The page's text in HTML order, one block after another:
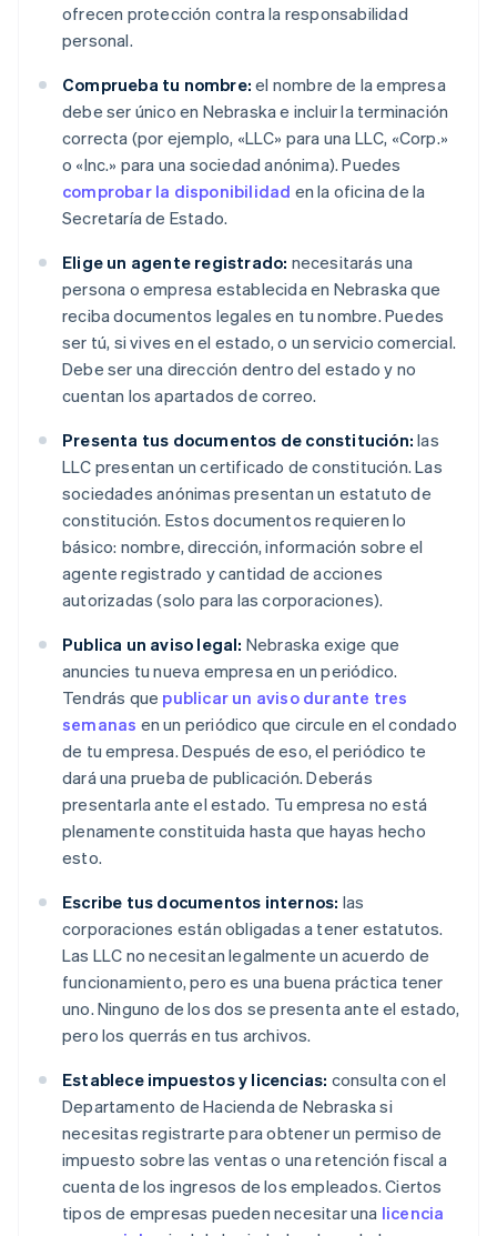
ofrecen protección contra la responsabilidad
personal.
Comprueba tu nombre: el nombre de la empresa
debe ser único en Nebraska e incluir la terminación
correcta (por ejemplo, «LLC» para una LLC, «Corp.»
o «Inc.» para una sociedad anónima). Puedes
comprobar la disponibilidad en la oficina de la
Secretaría de Estado.
Elige un agente registrado: necesitarás una
persona o empresa establecida en Nebraska que
reciba documentos legales en tu nombre. Puedes
ser tú, si vives en el estado, o un servicio comercial.
Debe ser una dirección dentro del estado y no
cuentan los apartados de correo.
Presenta tus documentos de constitución: las
LLC presentan un certificado de constitución. Las
sociedades anónimas presentan un estatuto de
constitución. Estos documentos requieren lo
básico: nombre, dirección, información sobre el
agente registrado y cantidad de acciones
autorizadas (solo para las corporaciones).
Publica un aviso legal: Nebraska exige que
anuncies tu nueva empresa en un periódico.
Tendrás que publicar un aviso durante tres
semanas en un periódico que circule en el condado
de tu empresa. Después de eso, el periódico te
dará una prueba de publicación. Deberás
presentarla ante el estado. Tu empresa no está
plenamente constituida hasta que hayas hecho
esto.
Escribe tus documentos internos: las
corporaciones están obligadas a tener estatutos.
Las LLC no necesitan legalmente un acuerdo de
funcionamiento, pero es una buena práctica tener
uno. Ninguno de los dos se presenta ante el estado,
pero los querrás en tus archivos.
Establece impuestos y licencias: consulta con el
Departamento de Hacienda de Nebraska si
necesitas registrarte para obtener un permiso de
impuesto sobre las ventas o una retención fiscal a
cuenta de los ingresos de los empleados. Ciertos
tipos de empresas pueden necesitar una licencia